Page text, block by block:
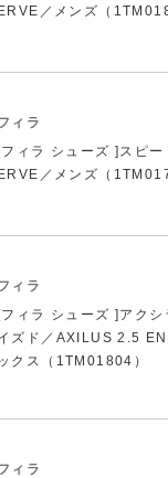
／メンズ（
ィラ
ィラ シューズ ]スピ
／メンズ（
ィラ
ィラ シューズ ]アク
ズド／AXILUS 2.5
ックス（1TM01804）
ィラ